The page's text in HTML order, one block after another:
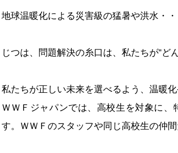
地球温暖化による災害級の猛暑や洪水・
じつは、問題解決の糸口は、私たちが”ど
私たちが正しい未来を選べるよう、温暖
ＷＷＦジャパンでは、高校生を対象に
す。ＷＷＦのスタッフや同じ高校生の仲